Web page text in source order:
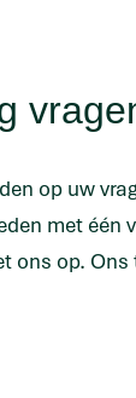
op uw
met één
ons op.